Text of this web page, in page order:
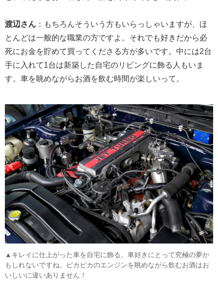
渡辺さん ：もちろんそういう方もいらっしゃいますが、ほ
とんどは一般的な職業の方ですよ。それでも好きだから必
死にお金を貯めて買ってくださる方が多いです。中には2台
手に入れて1台は新築した自宅のリビングに飾る人もいま
す。車を眺めながらお酒を飲む時間が楽しいって。
▲キレイに仕上がった車を自宅に飾る。車好きにとって究極の夢か
もしれないですね。ピカピカのエンジンを眺めながら飲むお酒はお
いしいに違いありません！